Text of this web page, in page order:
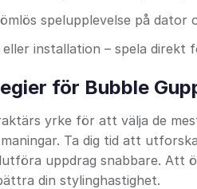
spelupplevelse på dator
eller installation – spela direkt
för Bubble
yrke för att välja de
Ta dig tid att
uppdrag snabbare. Att
din stylinghastighet.